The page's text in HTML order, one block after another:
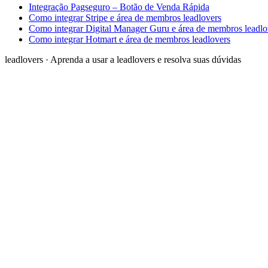
Integração Pagseguro – Botão de Venda Rápida
Como integrar Stripe e área de membros leadlovers
Como integrar Digital Manager Guru e área de membros
Como integrar Hotmart e área de membros leadlovers
leadlovers · Aprenda a usar a leadlovers e resolva suas dúvidas